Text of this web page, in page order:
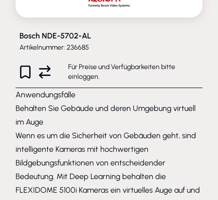
Bosch NDE-5702-AL
Artikelnummer: 236685
Für Preise und Verfügbarkeiten bitte
einloggen.
Anwendungsfälle
Behalten Sie Gebäude und deren Umgebung virtuell
im Auge
Wenn es um die Sicherheit von Gebäuden geht, sind
intelligente Kameras mit hochwertigen
Bildgebungsfunktionen von entscheidender
Bedeutung. Mit Deep Learning behalten die
FLEXIDOME 5100i Kameras ein virtuelles Auge auf und